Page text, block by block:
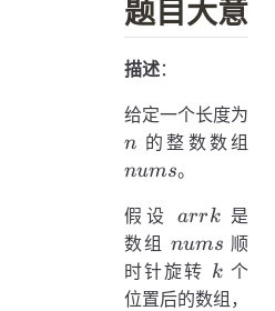
题目大意
描述：
给定一个长度为
n
n 的整数数组
nums。
假设arrk
arrk 是
数组 nums
nums 顺
时针旋转 k
k 个
位置后的数组，